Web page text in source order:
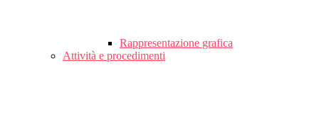
Rappresentazione grafica
Attività e procedimenti